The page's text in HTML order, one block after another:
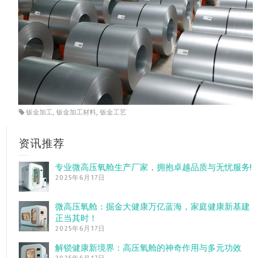
钣金加工,钣金加工材料,钣金工艺
资讯推荐
专业微高压氧舱生产厂家，拥抱卓越品质与无忧服务!
2025年6月17日
微高压氧舱：掘金大健康万亿蓝海，家庭健康新基建
正当其时！
2025年6月17日
解锁健康新境界：高压氧舱的神奇作用与多元功效